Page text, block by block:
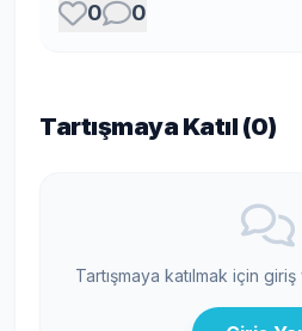
0 0
Tartışmaya Katıl (0)
Tartışmaya katılmak için